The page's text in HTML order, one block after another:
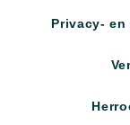
Privacy-